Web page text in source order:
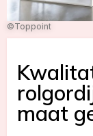
©Toppoint
maat